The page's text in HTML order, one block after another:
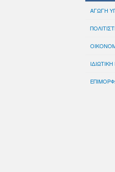
ΑΓΩΓΗ